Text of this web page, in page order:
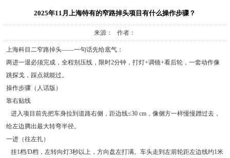
2025年11月上海特有的窄路掉头项目有什么操作步骤？
来源： 作者：
上海科目二窄路掉头——一句话先给底气：
两进一退必须完成，全程别压线，限时2分钟，打灯+调镜+看后轮，一套动作像
跳探戈，踩点就能过。
操作步骤（人话版）
靠右贴线
进入项目前先把车身拉到道路右侧，距边线≤30 cm，像侧方一样慢慢蹭过去，
给左边腾出最大转弯半径。
一进（往左扎）
挂1档/D档，左转向灯3秒以上，方向盘左打满。车头走到左前轮距左边线约1米